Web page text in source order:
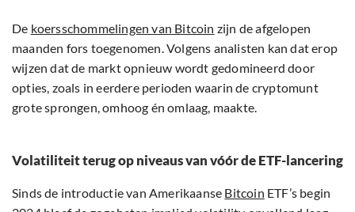
De koersschommelingen van Bitcoin zijn de afgelopen
maanden fors toegenomen. Volgens analisten kan dat erop
wijzen dat de markt opnieuw wordt gedomineerd door
opties, zoals in eerdere perioden waarin de cryptomunt
grote sprongen, omhoog én omlaag, maakte.
Volatiliteit terug op niveaus van vóór de ETF-lancering
Sinds de introductie van Amerikaanse Bitcoin ETF’s begin